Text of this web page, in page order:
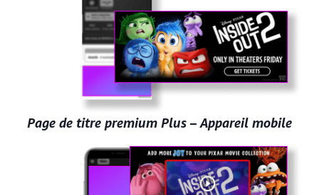
Page de titre premium Plus – Appareil mobile